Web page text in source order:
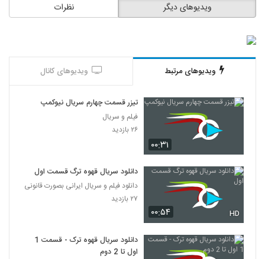
نظرات ویدیوهای دیگر
ویدیوهای مرتبط ویدیوهای کانال
۰۰:۳۱
تیزر قسمت چهارم سریال نیوکمپ
فیلم و سریال
۲۶ بازدید
۰۰:۵۴ HD
دانلود سریال قهوه ترگ قسمت اول
دانلود فیلم و سریال ایرانی بصورت قانونی
۲۷ بازدید
دانلود سریال قهوه ترک - قسمت 1
اول تا 2 دوم